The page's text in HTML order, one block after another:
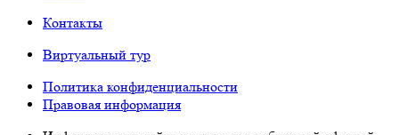
Контакты
Виртуальный тур
Политика конфиденциальности
Правовая информация